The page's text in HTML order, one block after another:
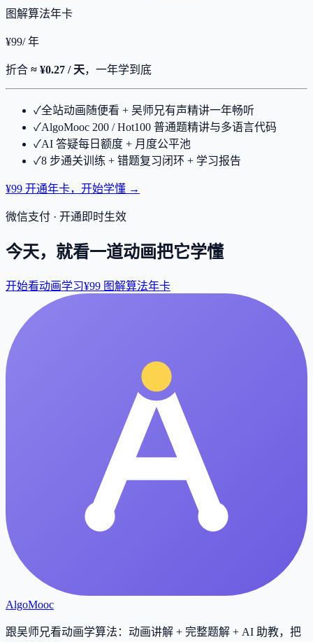
图解算法年卡
¥99/ 年
折合 ≈ ¥0.27 / 天，一年学到底
✓全站动画随便看 + 吴师兄有声精讲一年畅听
✓AlgoMooc 200 / Hot100 普通题精讲与多语言代码
✓AI 答疑每日额度 + 月度公平池
✓8 步通关训练 + 错题复习闭环 + 学习报告
¥99 开通年卡，开始学懂 →
微信支付 · 开通即时生效
今天，就看一道动画把它学懂
开始看动画学习¥99 图解算法年卡
AlgoMooc
跟吴师兄看动画学算法：动画讲解 + 完整题解 + AI 助教，把